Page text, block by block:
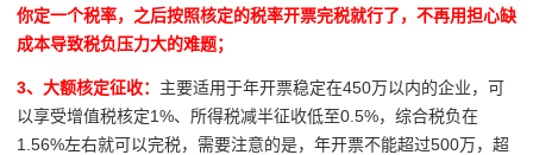
你定一个税率，之后按照核定的税率开票完税就行了，不再用担心缺
成本导致税负压力大的难题；
3、 大额核定征收： 主要适用于年开票稳定在450万以内的企业，可
以享受增值税核定1%、所得税减半征收低至0.5%，综合税负在
1.56%左右就可以完税，需要注意的是，年开票不能超过500万，超